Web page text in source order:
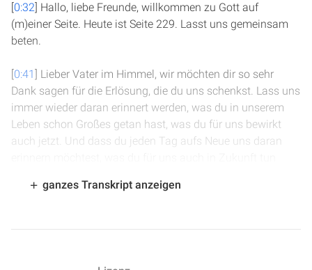
[0:32] Hallo, liebe Freunde, willkommen zu Gott auf
(m)einer Seite. Heute ist Seite 229. Lasst uns gemeinsam
beten.
[0:41] Lieber Vater im Himmel, wir möchten dir so sehr
Dank sagen für die Erlösung, die du uns schenkst. Lass uns
immer wieder daran erinnert werden, was du in unserem
Leben schon Großes getan hast, was du für uns bewirkt
auch jetzt. Und dass du jeden Tag aufs Neue uns daran
durch deinen Heiligen Geist. Das bitten wir im Namen Jesu.
ganzes Transkript anzeigen